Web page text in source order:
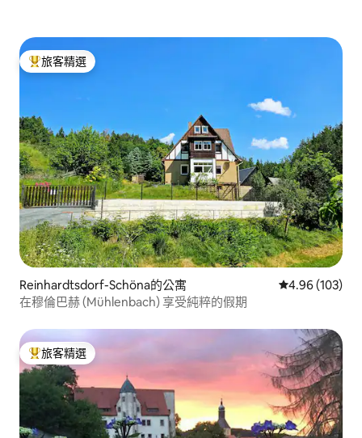
旅客精選榜首
旅客精選
Reinhardtsdorf-Schöna的公寓 從 103 則評價
4.96 (103)
在穆倫巴赫 (Mühlenbach) 享受純粹的假期
旅客精選榜首
旅客精選